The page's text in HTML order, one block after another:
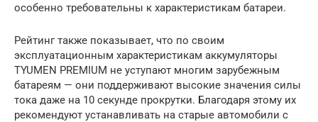
особенно требовательны к характеристикам батареи.
Рейтинг также показывает, что по своим
эксплуатационным характеристикам аккумуляторы
TYUMEN PREMIUM не уступают многим зарубежным
батареям — они поддерживают высокие значения силы
тока даже на 10 секунде прокрутки. Благодаря этому их
рекомендуют устанавливать на старые автомобили с